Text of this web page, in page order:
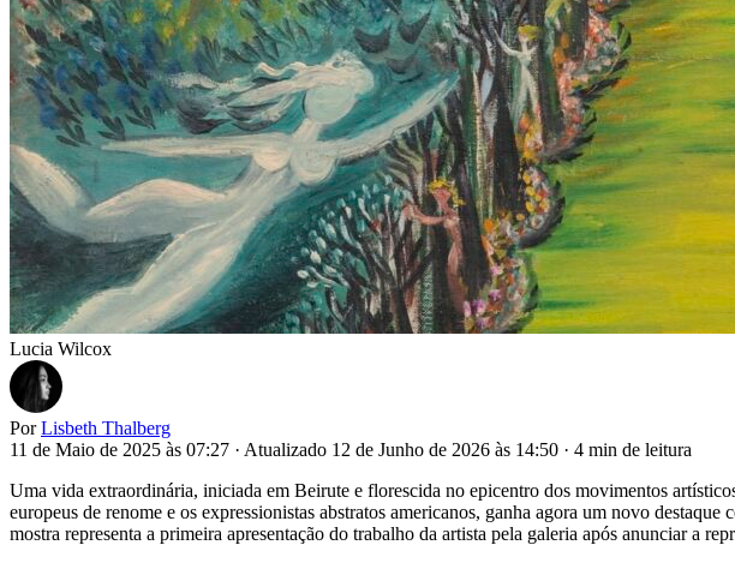
Lucia Wilcox
Por Lisbeth Thalberg
11 de Maio de 2025 às 07:27 · Atualizado 12 de Junho de 2026 às 14:50 · 4 min de leitura
Uma vida extraordinária, iniciada em Beirute e florescida no epicentro dos movimentos
europeus de renome e os expressionistas abstratos americanos, ganha agora um novo
mostra representa a primeira apresentação do trabalho da artista pela galeria após anunciar a